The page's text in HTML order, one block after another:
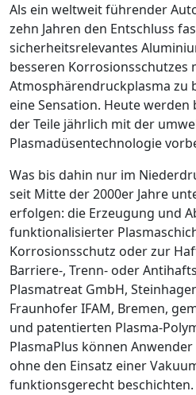
Als ein weltweit führender
zehn Jahren den Entschluss
sicherheitsrelevantes
besseren Korrosionsschutzes
Atmosphärendruckplasma zu
eine Sensation. Heute
der Teile jährlich mit der
Plasmadüsentechnologie
Was bis dahin nur im
seit Mitte der 2000er Jahre
erfolgen: die Erzeugung und
funktionalisierter
Korrosionsschutz oder zur
Barriere-, Trenn- oder
Plasmatreat GmbH,
Fraunhofer IFAM, Bremen,
und patentierten Plasma-
PlasmaPlus können
ohne den Einsatz einer
funktionsgerecht beschichten.